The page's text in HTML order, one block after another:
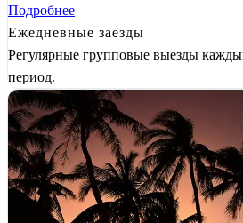
Подробнее
Ежедневные заезды
Регулярные групповые выезды
период.